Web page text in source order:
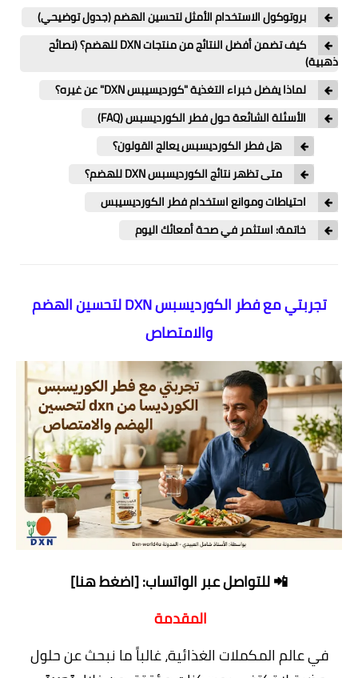
بروتوكول الاستخدام الأمثل لتحسين الهضم (جدول توضيحي)
​كيف تضمن أفضل النتائج من منتجات DXN للهضم؟ (نصائح
ذهبية)
لماذا يفضل خبراء التغذية "كورديسيبس DXN" عن غيره؟
​الأسئلة الشائعة حول فطر الكورديسبس (FAQ)
​هل فطر الكورديسبس يعالج القولون؟
​متى تظهر نتائج الكورديسبس DXN للهضم؟
احتياطات وموانع استخدام فطر الكورديسيبس
​خاتمة: استثمر في صحة أمعائك اليوم
تجربتي مع فطر الكورديسبس DXN لتحسين الهضم
والامتصاص
📲للتواصل عبر الواتساب: [اضغط هنا]
المقدمة
في عالم المكملات الغذائية، غالباً ما نبحث عن حلول